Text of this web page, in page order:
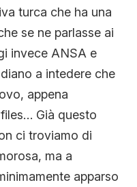
turca che ha una
se ne parlasse ai
invece ANSA e
a intedere che
appena
Già questo
ci troviamo di
ma a
apparso